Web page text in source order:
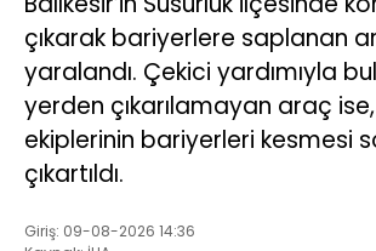
çıkarak bariyerlere saplanan
yaralandı. Çekici yardımıyla
yerden çıkarılamayan araç
ekiplerinin bariyerleri kesmesi
çıkartıldı.
Giriş: 09-08-2026 14:36